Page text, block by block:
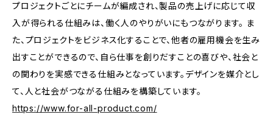
プロジェクトごとにチームが編成され、製品の売上げに応じて収
入が得られる仕組みは、働く人のやりがいにもつながります。 ま
た、プロジェクトをビジネス化することで、他者の雇用機会を生み
出すことができるので、自ら仕事を創りだすことの喜びや、社会と
の関わりを実感できる仕組みとなっています。デザインを媒介とし
て、人と社会がつながる仕組みを構築しています。
https://www.for-all-product.com/